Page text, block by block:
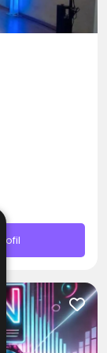
Profil